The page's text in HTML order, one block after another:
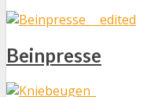
Beinpresse